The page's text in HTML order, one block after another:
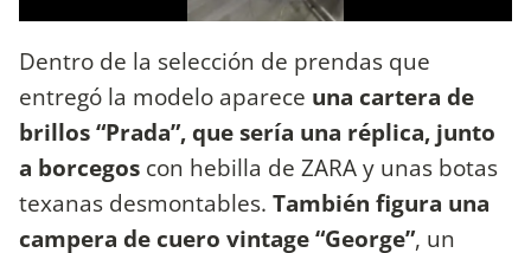
Dentro de la selección de prendas que
entregó la modelo aparece una cartera de
brillos “Prada”, que sería una réplica, junto
a borcegos con hebilla de ZARA y unas botas
texanas desmontables. También figura una
campera de cuero vintage “George”, un